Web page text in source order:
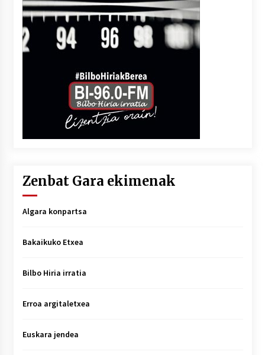
Zenbat Gara ekimenak
Algara konpartsa
Bakaikuko Etxea
Bilbo Hiria irratia
Erroa argitaletxea
Euskara jendea